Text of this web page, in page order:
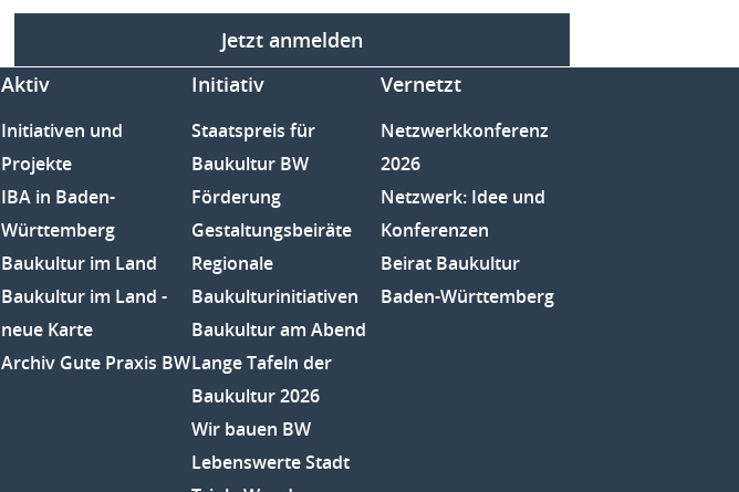
Jetzt anmelden
Aktiv
Initiativen und
Projekte
IBA in Baden-
Württemberg
Baukultur im Land
Baukultur im Land -
neue Karte
Archiv Gute Praxis BW
Initiativ
Staatspreis für
Baukultur BW
Förderung
Gestaltungsbeiräte
Regionale
Baukulturinitiativen
Baukultur am Abend
Lange Tafeln der
Baukultur 2026
Wir bauen BW
Lebenswerte Stadt
Vernetzt
Netzwerkkonferenz
2026
Netzwerk: Idee und
Konferenzen
Beirat Baukultur
Baden-Württemberg